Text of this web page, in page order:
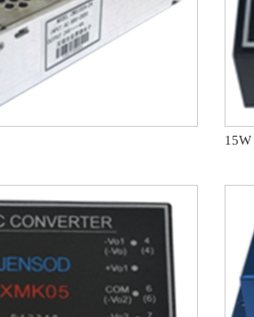
电自动化技术应用论坛于大连圆满落下帷
15W